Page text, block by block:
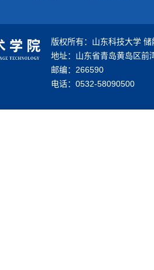
版权所有：山东科技大学
地址：山东省青岛黄岛区前
邮编：266590
电话：0532-58090500